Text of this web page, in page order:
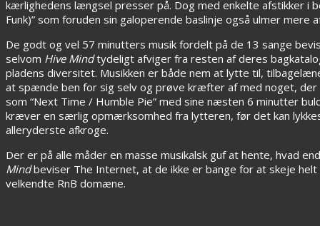
kærlighedens længsel presser på. Dog med enkelte afstikker i
Funk)” som foruden sin galoperende baslinje også ulmer
De godt og vel 57 minutters musik fordelt på de 13 sange
selvom Hive Mindtydeligt afviger fra resten af deres
pladens diversitet. Musikken er både nem at lytte til,
at spænde ben for sig selv og prøve kræfter af med noget, der
som “Next Time / Humble Pie” med sine næsten 6 minutter
kræver en særlig opmærksomhed fra lytteren, før det kan
alleryderste afkroge.
Der er på alle måder en masse musikalsk guf at hente, hvad
Mindbeviser The Internet, at de ikke er bange for at skeje
velkendte RnB domæne.